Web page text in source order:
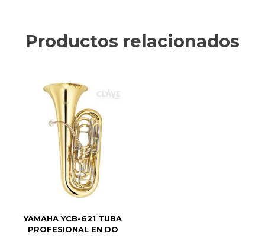
Productos relacionados
YAMAHA YCB-621 TUBA
PROFESIONAL EN DO